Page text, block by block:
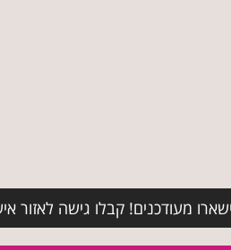
מעודכנים! קבלו גישה לאזור